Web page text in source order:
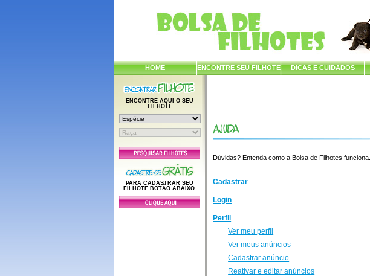
HOME ENCONTRE SEU FILHOTE DICAS E CUIDADOS
ENCONTRE AQUI O SEU
FILHOTE
PARA CADASTRAR SEU
FILHOTE,BOTÃO ABAIXO.
Dúvidas? Entenda como a Bolsa de Filhotes
Cadastrar
Login
Perfil
Ver meu perfil
Ver meus anúncios
Cadastrar anúncio
Reativar e editar anúncios